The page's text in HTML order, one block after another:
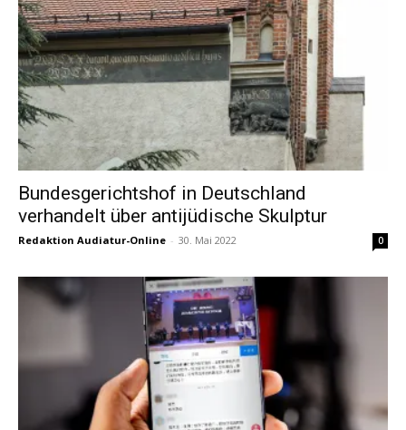
Bundesgerichtshof in Deutschland
verhandelt über antijüdische Skulptur
Redaktion Audiatur-Online - 30. Mai 2022 0